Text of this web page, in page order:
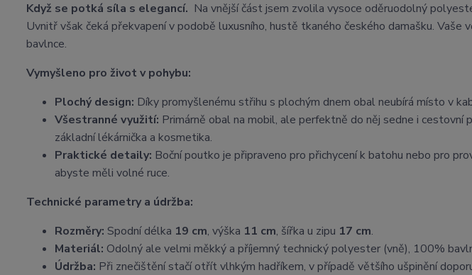
Když se potká síla s elegancí. Na vnější část jsem zvolila vysoce oděruodolný
Uvnitř však čeká překvapení v podobě luxusního, hustě tkaného českého damašku. Vaše
bavlnce.
Vymyšleno pro život v pohybu:
Plochý design: Díky promyšlenému střihu s plochým dnem obal neubírá místo v
Všestranné využití: Primárně obal na mobil, ale perfektně do něj sedne i cestovní
základní lékárnička a kosmetika.
Praktické detaily: Boční poutko je připraveno pro přichycení k batohu nebo pro
abyste měli volné ruce.
Technické parametry a údržba:
Rozměry: Spodní délka 19 cm, výška 11 cm, šířka u zipu 17 cm.
Materiál: Odolný ale velmi měkký a příjemný technický polyester (vně), 100%
Údržba: Při znečištění stačí otřít vlhkým hadříkem, v případě většího ušpinění